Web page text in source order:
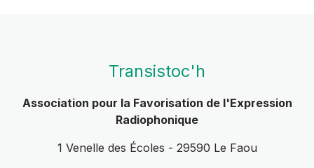
Transistoc'h
Association pour la Favorisation de l'Expression
Radiophonique
1 Venelle des Écoles - 29590 Le Faou